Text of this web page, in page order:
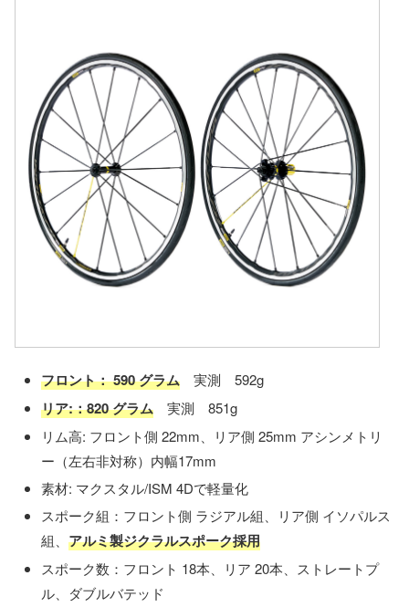
フロント： 590 グラム 実測 592g
リア:：820 グラム 実測 851g
リム高: フロント側 22mm、リア側 25mm アシンメトリ
ー（左右非対称）内幅17mm
素材: マクスタル/ISM 4Dで軽量化
スポーク組：フロント側 ラジアル組、リア側 イソパルス
組、 アルミ製ジクラルスポーク採用
スポーク数：フロント 18本、リア 20本、ストレートプ
ル、ダブルバテッド